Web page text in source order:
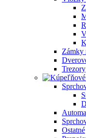
Zámky
Trezory
Ostatné